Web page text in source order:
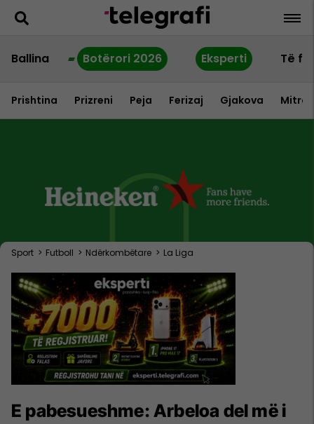
Ballina Botërori 2026 Eksperti Të
Prishtina Prizreni Peja Ferizaj Gjakova
Sport > Futboll > Ndërkombëtare > La Liga
E pabesueshme: Arbeloa del më i